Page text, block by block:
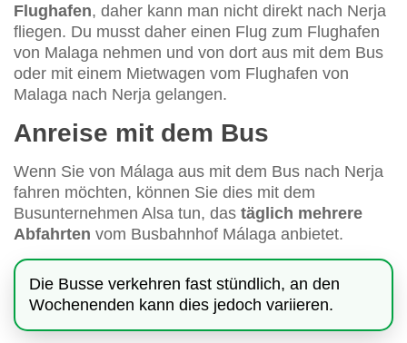
Flughafen, daher kann man nicht direkt nach Nerja
fliegen. Du musst daher einen Flug zum Flughafen
von Malaga nehmen und von dort aus mit dem Bus
oder mit einem Mietwagen vom Flughafen von
Malaga nach Nerja gelangen.
Anreise mit dem Bus
Wenn Sie von Málaga aus mit dem Bus nach Nerja
fahren möchten, können Sie dies mit dem
Busunternehmen Alsa tun, das täglich mehrere
Abfahrten vom Busbahnhof Málaga anbietet.
Die Busse verkehren fast stündlich, an den
Wochenenden kann dies jedoch variieren.